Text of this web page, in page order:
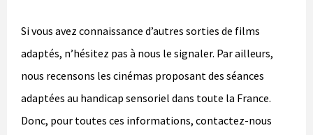
Si vous avez connaissance d’autres sorties de films
adaptés, n’hésitez pas à nous le signaler. Par ailleurs,
nous recensons les cinémas proposant des séances
adaptées au handicap sensoriel dans toute la France.
Donc, pour toutes ces informations, contactez-nous